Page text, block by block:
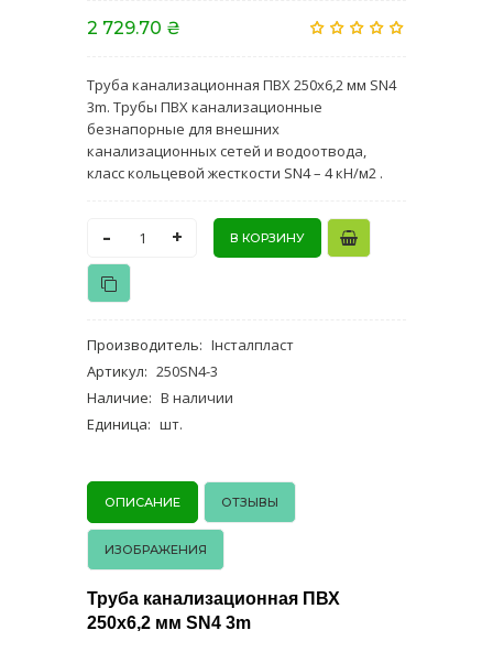
2 729.70 ₴
Труба канализационная ПВХ 250х6,2 мм SN4
3m. Трубы ПВХ канализационные
безнапорные для внешних
канализационных сетей и водоотвода,
класс кольцевой жесткости SN4 – 4 кН/м2 .
- +
Производитель: Інсталпласт
Артикул: 250SN4-3
Наличие: В наличии
Единица: шт.
ОПИСАНИЕ ОТЗЫВЫ
ИЗОБРАЖЕНИЯ
Труба канализационная ПВХ
250х6,2 мм SN4 3m